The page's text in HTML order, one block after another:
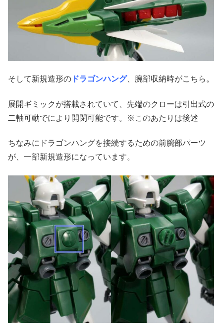
そして新規造形の ドラゴンハング、腕部収納時がこちら。
展開ギミックが搭載されていて、先端のクローは引出式の
二軸可動でにより開閉可能です。※このあたりは後述
ちなみにドラゴンハングを接続するための前腕部パーツ
が、一部新規造形になっています。